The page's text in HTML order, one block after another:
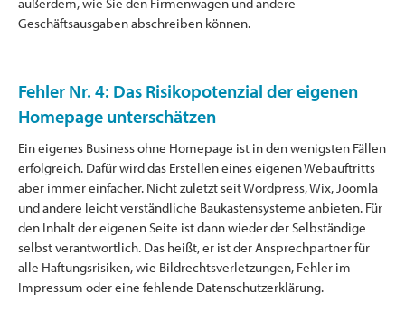
Geschäftsausgaben abschreiben können.
Fehler Nr. 4: Das Risikopotenzial der eigenen
Homepage unterschätzen
Ein eigenes Business ohne Homepage ist in den wenigsten Fällen
erfolgreich. Dafür wird das Erstellen eines eigenen Webauftritts
aber immer einfacher. Nicht zuletzt seit Wordpress, Wix, Joomla
und andere leicht verständliche Baukastensysteme anbieten. Für
den Inhalt der eigenen Seite ist dann wieder der Selbständige
selbst verantwortlich. Das heißt, er ist der Ansprechpartner für
alle Haftungsrisiken, wie Bildrechtsverletzungen, Fehler im
Impressum oder eine fehlende Datenschutzerklärung.